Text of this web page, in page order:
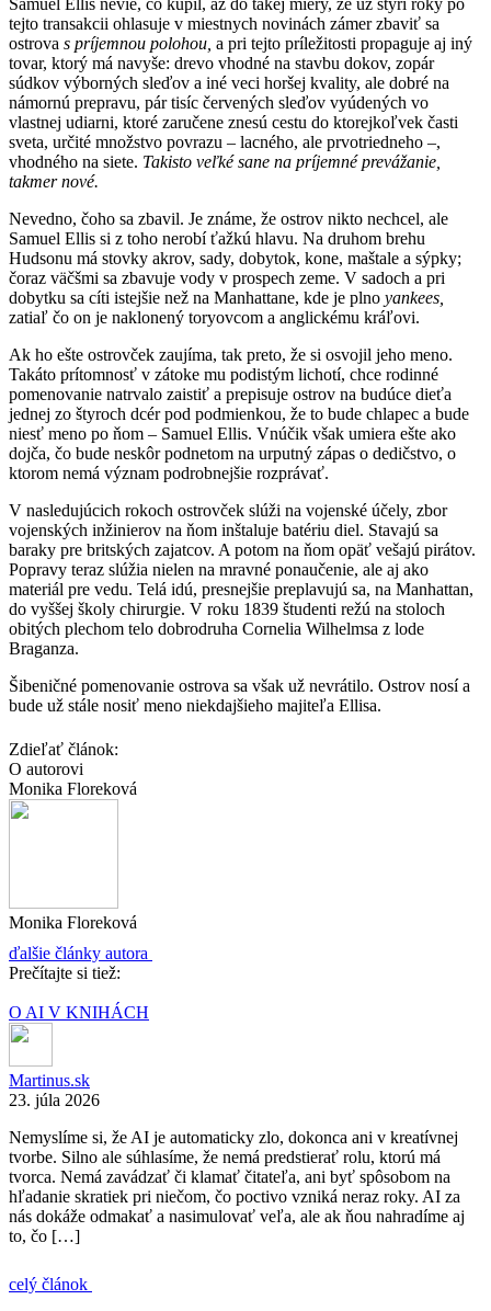
tejto transakcii ohlasuje v miestnych novinách zámer zbaviť sa
ostrova s príjemnou polohou, a pri tejto príležitosti propaguje aj iný
tovar, ktorý má navyše: drevo vhodné na stavbu dokov, zopár
súdkov výborných sleďov a iné veci horšej kvality, ale dobré na
námornú prepravu, pár tisíc červených sleďov vyúdených vo
vlastnej udiarni, ktoré zaručene znesú cestu do ktorejkoľvek časti
sveta, určité množstvo povrazu – lacného, ale prvotriedneho –,
vhodného na siete. Takisto veľké sane na príjemné prevážanie,
takmer nové.
Nevedno, čoho sa zbavil. Je známe, že ostrov nikto nechcel, ale
Samuel Ellis si z toho nerobí ťažkú hlavu. Na druhom brehu
Hudsonu má stovky akrov, sady, dobytok, kone, maštale a sýpky;
čoraz väčšmi sa zbavuje vody v prospech zeme. V sadoch a pri
dobytku sa cíti istejšie než na Manhattane, kde je plno yankees,
zatiaľ čo on je naklonený toryovcom a anglickému kráľovi.
Ak ho ešte ostrovček zaujíma, tak preto, že si osvojil jeho meno.
Takáto prítomnosť v zátoke mu podistým lichotí, chce rodinné
pomenovanie natrvalo zaistiť a prepisuje ostrov na budúce dieťa
jednej zo štyroch dcér pod podmienkou, že to bude chlapec a bude
niesť meno po ňom – Samuel Ellis. Vnúčik však umiera ešte ako
dojča, čo bude neskôr podnetom na urputný zápas o dedičstvo, o
ktorom nemá význam podrobnejšie rozprávať.
V nasledujúcich rokoch ostrovček slúži na vojenské účely, zbor
vojenských inžinierov na ňom inštaluje batériu diel. Stavajú sa
baraky pre britských zajatcov. A potom na ňom opäť vešajú pirátov.
Popravy teraz slúžia nielen na mravné ponaučenie, ale aj ako
materiál pre vedu. Telá idú, presnejšie preplavujú sa, na Manhattan,
do vyššej školy chirurgie. V roku 1839 študenti režú na stoloch
obitých plechom telo dobrodruha Cornelia Wilhelmsa z lode
Braganza.
Šibeničné pomenovanie ostrova sa však už nevrátilo. Ostrov nosí a
bude už stále nosiť meno niekdajšieho majiteľa Ellisa.
Zdieľať článok:
O autorovi
Monika Floreková
Monika Floreková
ďalšie články autora
Prečítajte si tiež:
O AI V KNIHÁCH
Martinus.sk
23. júla 2026
Nemyslíme si, že AI je automaticky zlo, dokonca ani v kreatívnej
tvorbe. Silno ale súhlasíme, že nemá predstierať rolu, ktorú má
tvorca. Nemá zavádzať či klamať čitateľa, ani byť spôsobom na
hľadanie skratiek pri niečom, čo poctivo vzniká neraz roky. AI za
nás dokáže odmakať a nasimulovať veľa, ale ak ňou nahradíme aj
to, čo […]
celý článok